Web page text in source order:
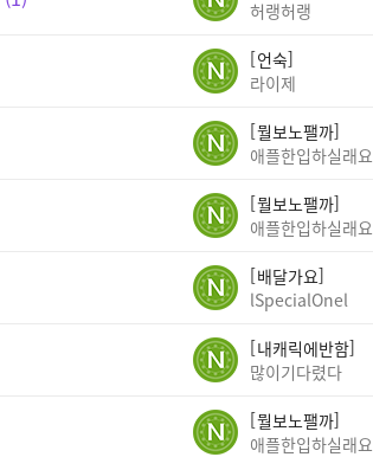
허랭허랭
언숙
라이제
뭘보노팰까
애플한입하실래요
뭘보노팰까
애플한입하실래요
배달가요
lSpecialOnel
내캐릭에반함
많이기다렸다
뭘보노팰까
애플한입하실래요